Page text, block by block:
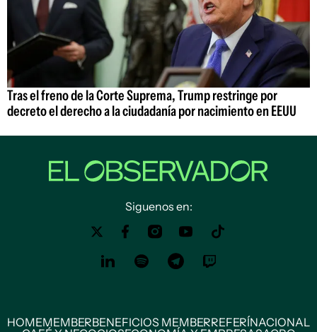
Tras el freno de la Corte Suprema, Trump restringe por
decreto el derecho a la ciudadanía por nacimiento en EEUU
Siguenos en:
HOMEMEMBERBENEFICIOS MEMBERREFERÍNACIONAL